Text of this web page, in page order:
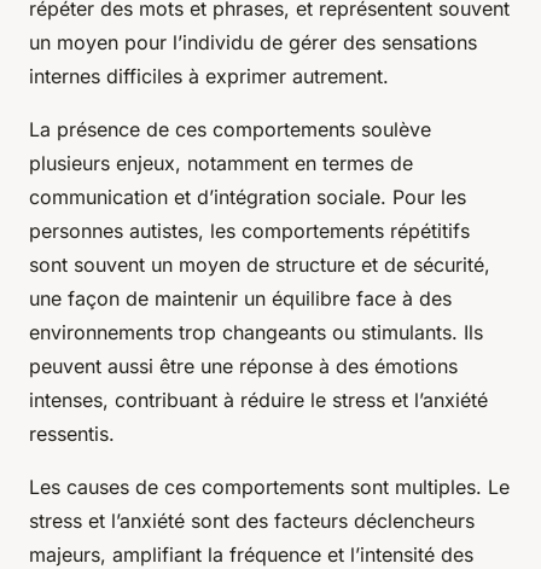
répéter des mots et phrases, et représentent souvent
un moyen pour l’individu de gérer des sensations
internes difficiles à exprimer autrement.
La présence de ces comportements soulève
plusieurs enjeux, notamment en termes de
communication et d’intégration sociale. Pour les
personnes autistes, les comportements répétitifs
sont souvent un moyen de structure et de sécurité,
une façon de maintenir un équilibre face à des
environnements trop changeants ou stimulants. Ils
peuvent aussi être une réponse à des émotions
intenses, contribuant à réduire le stress et l’anxiété
ressentis.
Les causes de ces comportements sont multiples. Le
stress et l’anxiété sont des facteurs déclencheurs
majeurs, amplifiant la fréquence et l’intensité des